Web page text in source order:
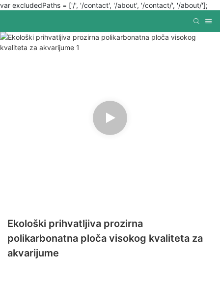
var excludedPaths = ['/', '/contact', '/about', '/contact/', '/about/'];
Ekološki prihvatljiva prozirna
polikarbonatna ploča visokog kvaliteta za
akvarijume